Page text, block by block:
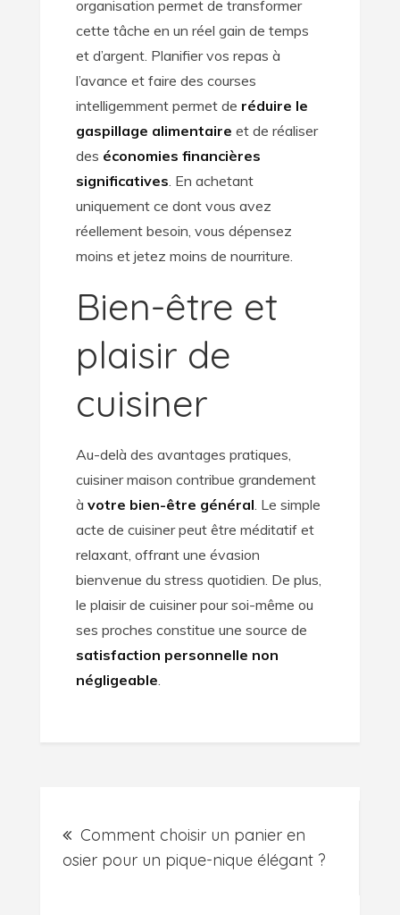
organisation permet de transformer
cette tâche en un réel gain de temps
et d’argent. Planifier vos repas à
l’avance et faire des courses
intelligemment permet de réduire le
gaspillage alimentaire et de réaliser
des économies financières
significatives. En achetant
uniquement ce dont vous avez
réellement besoin, vous dépensez
moins et jetez moins de nourriture.
Bien-être et
plaisir de
cuisiner
Au-delà des avantages pratiques,
cuisiner maison contribue grandement
à votre bien-être général. Le simple
acte de cuisiner peut être méditatif et
relaxant, offrant une évasion
bienvenue du stress quotidien. De plus,
le plaisir de cuisiner pour soi-même ou
ses proches constitue une source de
satisfaction personnelle non
négligeable.
navigation
Comment choisir un panier en
osier pour un pique-nique élégant ?